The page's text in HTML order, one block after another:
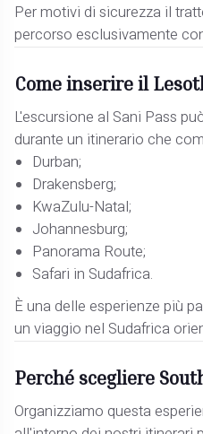
Per motivi di sicurezza il
percorso esclusivamente
Come inserire il
L'escursione al Sani Pass
durante un itinerario che
Durban;
Drakensberg;
KwaZulu-Natal;
Johannesburg;
Panorama Route;
Safari in Sudafrica.
È una delle esperienze più
un viaggio nel Sudafrica
Perché scegliere
Organizziamo questa